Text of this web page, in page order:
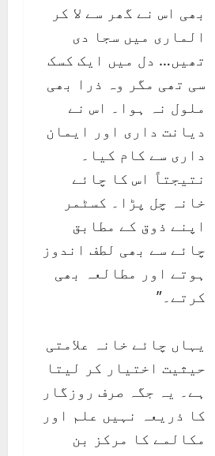
بھی اس نے گھر سے لا کر
الماری میں سجا دی
تھیں… دل میں ایک کسک
سی تھی مگر وہ ذرا بھی
ملول نہ ہوا۔ اس نے
دیانت داری اور ایمان
داری سے کام کیا۔
نتیجتاً اس کا چائے
خانہ چل پڑا۔ کسٹمر
اپنے ذوق کے مطابق
چائے سے بھی لطف اندوز
ہوتے اور مطالعہ بھی
کرتے۔”
یہاں چائے خانہ علامتی
حیثیت اختیار کر لیتا
ہے۔ یہ جگہ صرف روزگار
کا ذریعہ نہیں علم اور
مکالمے کا مرکز بن